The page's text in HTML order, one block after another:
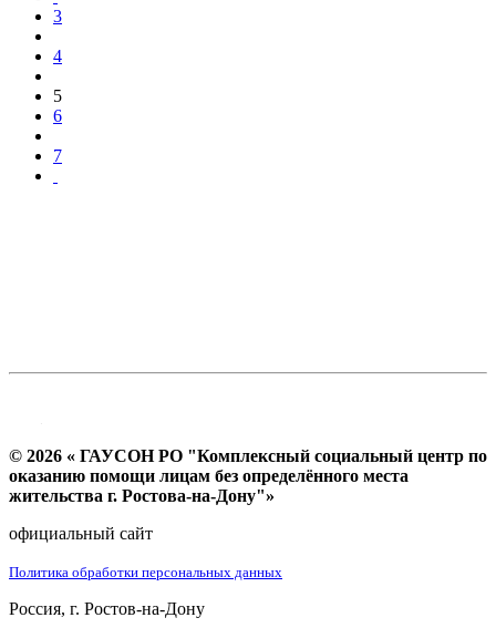
3
4
5
6
7
© 2026 « ГАУСОН РО "Комплексный социальный центр по
оказанию помощи лицам без определённого места
жительства г. Ростова-на-Дону"»
официальный сайт
Политика обработки персональных данных
Россия, г. Ростов-на-Дону